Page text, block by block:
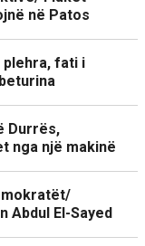
në Patos
plehra, fati i
Durrës,
nga një makinë
Abdul El-Sayed